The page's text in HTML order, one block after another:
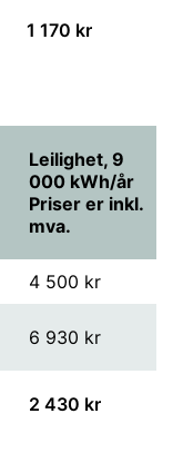
1 170 kr
Leilighet, 9
000 kWh/år
Priser er inkl.
mva.
4 500 kr
6 930 kr
2 430 kr